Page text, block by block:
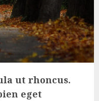
ut rhoncus.
eget